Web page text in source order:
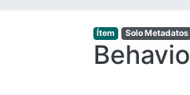
Ítem Solo Metadatos